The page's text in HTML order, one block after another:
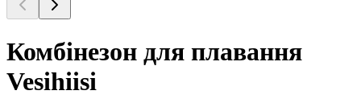
Комбінезон для плавання
Vesihiisi